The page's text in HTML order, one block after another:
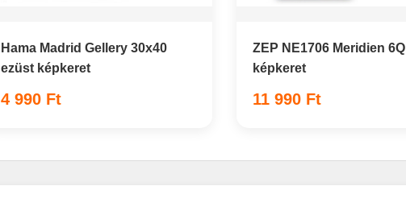
Hama Madrid Gellery 30x40
ezüst képkeret
4 990 Ft
ZEP NE1706 Meridien 6Q
képkeret
11 990 Ft